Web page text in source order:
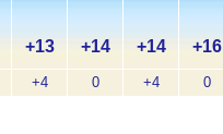
+13
+4
+14
0
+14
+4
+16
0